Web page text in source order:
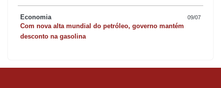
Economia 09/07
Com nova alta mundial do petróleo, governo mantém
desconto na gasolina